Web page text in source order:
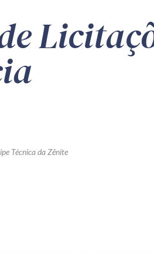
Técnica da Zênite